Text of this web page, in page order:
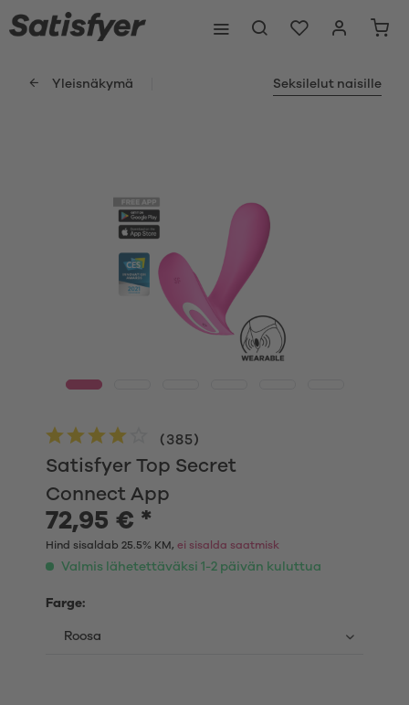
Yleisnäkymä Seksilelut naisille
Satisfyer Top Secret
Connect App
(385)
72,95 € *
Hind sisaldab 25.5% KM, ei sisalda saatmisk
Valmis lähetettäväksi 1-2 päivän kuluttua
Farge: